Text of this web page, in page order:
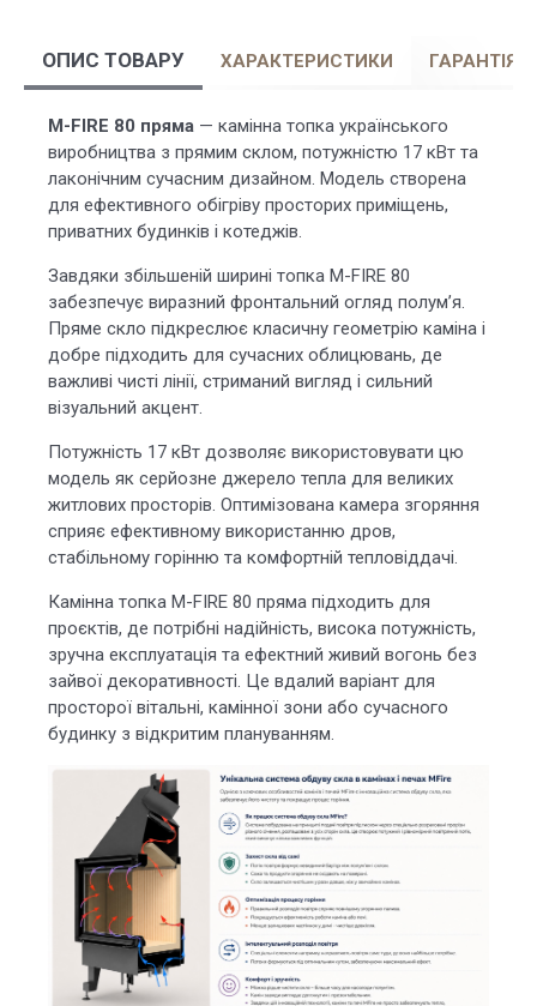
ОПИС ТОВАРУ ХАРАКТЕРИСТИКИ ГАРАНТІЯ
M-FIRE 80 пряма — камінна топка українського
виробництва з прямим склом, потужністю 17 кВт та
лаконічним сучасним дизайном. Модель створена
для ефективного обігріву просторих приміщень,
приватних будинків і котеджів.
Завдяки збільшеній ширині топка M-FIRE 80
забезпечує виразний фронтальний огляд полум’я.
Пряме скло підкреслює класичну геометрію каміна і
добре підходить для сучасних облицювань, де
важливі чисті лінії, стриманий вигляд і сильний
візуальний акцент.
Потужність 17 кВт дозволяє використовувати цю
модель як серйозне джерело тепла для великих
житлових просторів. Оптимізована камера згоряння
сприяє ефективному використанню дров,
стабільному горінню та комфортній тепловіддачі.
Камінна топка M-FIRE 80 пряма підходить для
проєктів, де потрібні надійність, висока потужність,
зручна експлуатація та ефектний живий вогонь без
зайвої декоративності. Це вдалий варіант для
просторої вітальні, камінної зони або сучасного
будинку з відкритим плануванням.